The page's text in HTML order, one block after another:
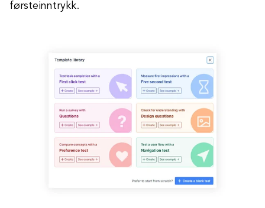
førsteinntrykk.